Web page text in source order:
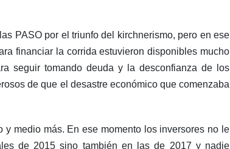
PASO por el triunfo del kirchnerismo, pero en ese
financiar la corrida estuvieron disponibles mucho
seguir tomando deuda y la desconfianza de los
de que el desastre económico que comenzaba
medio más. En ese momento los inversores no le
de 2015 sino también en las de 2017 y nadie